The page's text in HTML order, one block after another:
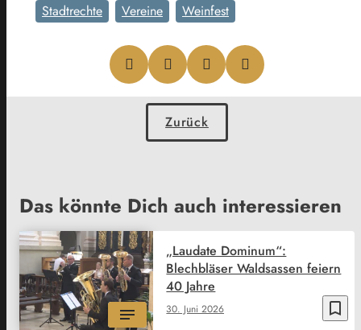
Stadtrechte
Vereine Weinfest
Zurück
Das könnte Dich auch interessieren
bookmark_border
30. Juni 2026
„Laudate Dominum“:
Blechbläser Waldsassen feiern
40 Jahre